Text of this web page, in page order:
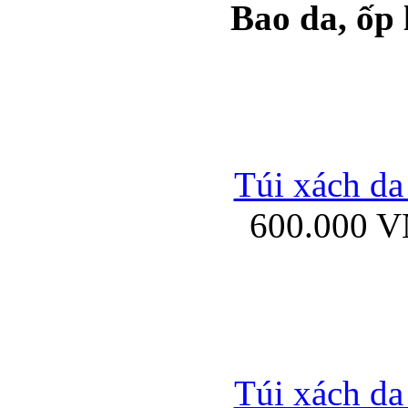
Ốp lưng silicon
Ốp lưng Samsung
Bao da,
Túi xách
600.000
Túi xách